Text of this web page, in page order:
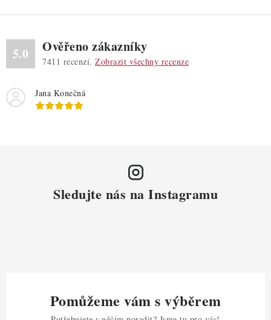
5.0 Ověřeno zákazníky
7411 recenzí. Zobrazit všechny recenze
Jana Konečná
Sledujte nás na Instagramu
Pomůžeme vám s výběrem